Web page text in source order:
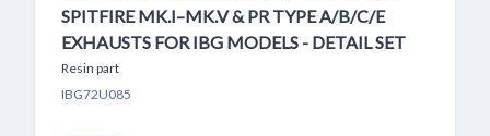
SPITFIRE MK.I–MK.V & PR TYPE A/B/C/E
EXHAUSTS FOR IBG MODELS - DETAIL SET
Resin part
IBG72U085